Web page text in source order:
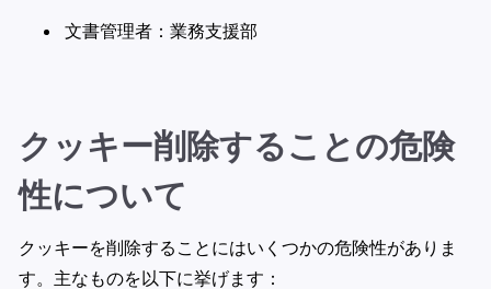
文書管理者：業務支援部
クッキー削除することの危険
性について
クッキーを削除することにはいくつかの危険性がありま
す。主なものを以下に挙げます：